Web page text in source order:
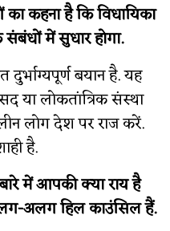
कहना है कि विधायिका
में सुधार होगा.
बयान है. यह
या लोकतांत्रिक संस्था
लोग देश पर राज करें.
है.
में आपकी क्या राय है
अलग हिल काउंसिल हैं.